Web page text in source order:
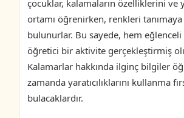
çocuklar, kalamaların özelliklerini ve
ortamı öğrenirken, renkleri tanımaya
bulunurlar. Bu sayede, hem
öğretici bir aktivite gerçekleştirmiş
Kalamarlar hakkında ilginç bilgiler
zamanda yaratıcılıklarını kullanma
bulacaklardır.